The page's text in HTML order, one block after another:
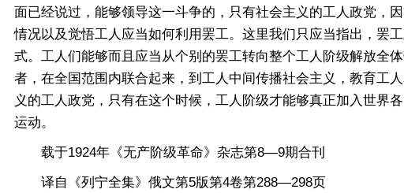
面已经说过，能够领导这一斗争的，只有社会主义的工人政党，
情况以及觉悟工人应当如何利用罢工。这里我们只应当指出，罢
式。工人们能够而且应当从个别的罢工转向整个工人阶级解放全
者，在全国范围内联合起来，到工人中间传播社会主义，教育工
义的工人政党，只有在这个时候，工人阶级才能够真正加入世界
运动。
载于1924年《无产阶级革命》杂志第8—9期合刊
译自《列宁全集》俄文第5版第4卷第288—298页